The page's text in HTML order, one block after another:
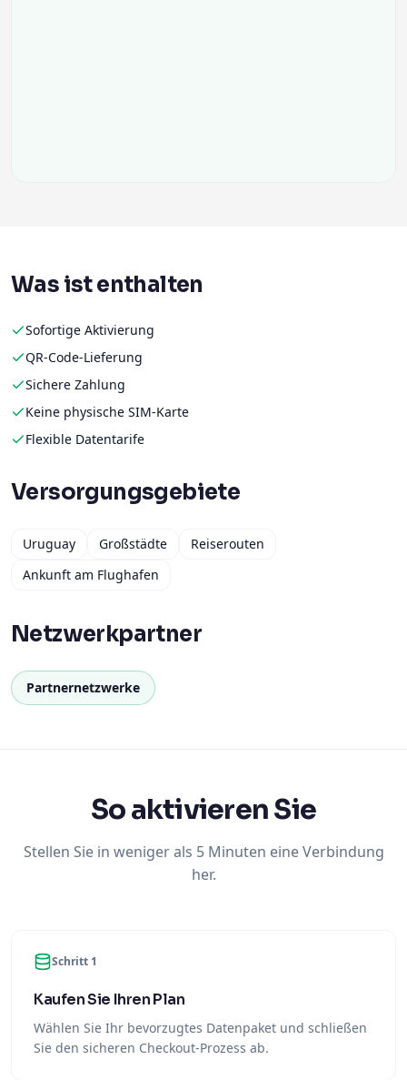
Was ist enthalten
Sofortige Aktivierung
QR-Code-Lieferung
Sichere Zahlung
Keine physische SIM-Karte
Flexible Datentarife
Versorgungsgebiete
Uruguay Großstädte
Reiserouten
Ankunft am Flughafen
Netzwerkpartner
Partnernetzwerke
So aktivieren Sie
Stellen Sie in weniger als 5 Minuten eine Verbindung
her.
Schritt 1
Kaufen Sie Ihren Plan
Wählen Sie Ihr bevorzugtes Datenpaket und schließen
Sie den sicheren Checkout-Prozess ab.